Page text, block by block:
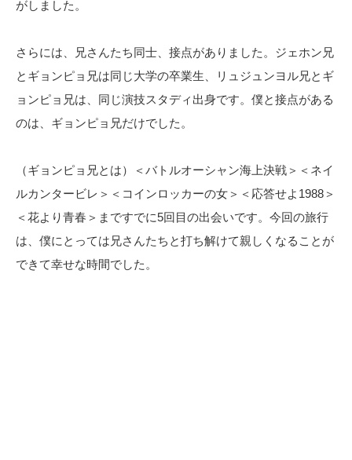
がしました。
さらには、兄さんたち同士、接点がありました。ジェホン兄
とギョンピョ兄は同じ大学の卒業生、リュジュンヨル兄とギ
ョンピョ兄は、同じ演技スタディ出身です。僕と接点がある
のは、ギョンピョ兄だけでした。
（ギョンピョ兄とは）＜バトルオーシャン海上決戦＞＜ネイ
ルカンタービレ＞＜コインロッカーの女＞＜応答せよ1988＞
＜花より青春＞まですでに5回目の出会いです。今回の旅行
は、僕にとっては兄さんたちと打ち解けて親しくなることが
できて幸せな時間でした。